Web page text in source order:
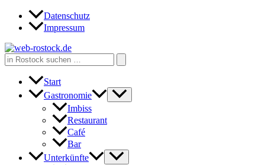
Zum
Inhalt
Datenschutz
Impressum
Search
for:
Start
Gastronomie
Imbiss
Restaurant
Café
Bar
Unterkünfte